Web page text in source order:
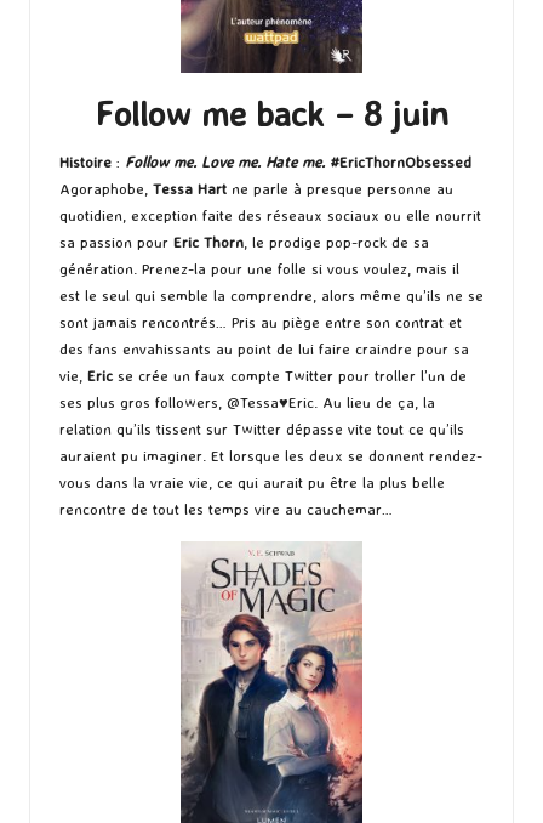
Follow me back – 8 juin
Histoire : Follow me. Love me. Hate me. #EricThornObsessed
Agoraphobe, Tessa Hart ne parle à presque personne au
quotidien, exception faite des réseaux sociaux ou elle nourrit
sa passion pour Eric Thorn, le prodige pop-rock de sa
génération. Prenez-la pour une folle si vous voulez, mais il
est le seul qui semble la comprendre, alors même qu’ils ne se
sont jamais rencontrés… Pris au piège entre son contrat et
des fans envahissants au point de lui faire craindre pour sa
vie, Eric se crée un faux compte Twitter pour troller l’un de
ses plus gros followers, @Tessa♥Eric. Au lieu de ça, la
relation qu’ils tissent sur Twitter dépasse vite tout ce qu’ils
auraient pu imaginer. Et lorsque les deux se donnent rendez-
vous dans la vraie vie, ce qui aurait pu être la plus belle
rencontre de tout les temps vire au cauchemar…